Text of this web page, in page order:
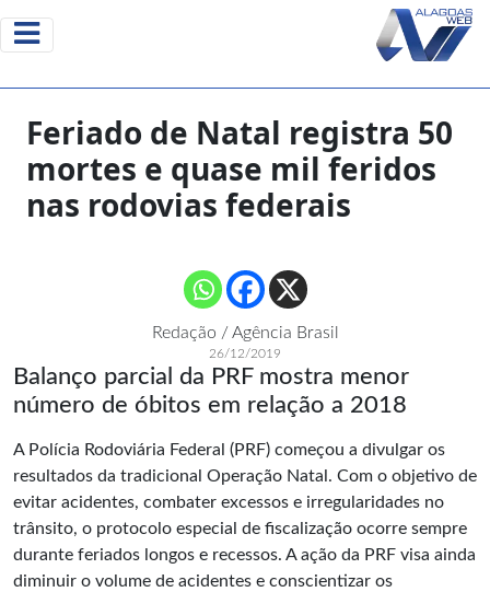
Feriado de Natal registra 50
mortes e quase mil feridos
nas rodovias federais
Redação / Agência Brasil
26/12/2019
Balanço parcial da PRF mostra menor
número de óbitos em relação a 2018
A Polícia Rodoviária Federal (PRF) começou a divulgar os
resultados da tradicional Operação Natal. Com o objetivo de
evitar acidentes, combater excessos e irregularidades no
trânsito, o protocolo especial de fiscalização ocorre sempre
durante feriados longos e recessos. A ação da PRF visa ainda
diminuir o volume de acidentes e conscientizar os